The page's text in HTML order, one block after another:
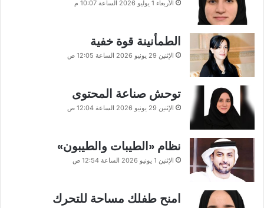
الأربعاء 1 يوليو 2026 الساعة 10:07 م
الطمأنينة قوة خفية
الإثنين 29 يونيو 2026 الساعة 12:05 ص
توحش صناعة المحتوى
الإثنين 29 يونيو 2026 الساعة 12:04 ص
نظام «الطيبات والطيبون»
الإثنين 1 يونيو 2026 الساعة 12:54 ص
امنح طفلك مساحة للتحرك